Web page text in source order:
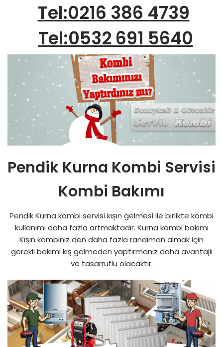
Tel:0216 386 4739
Tel:0532 691 5640
Pendik Kurna Kombi Servisi
Kombi Bakımı
Pendik Kurna kombi servisi kışın gelmesi ile birlikte kombi
kullanımı daha fazla artmaktadır. Kurna kombi bakımı
Kışın kombiniz den daha fazla randıman almak için
gerekli bakımı kış gelmeden yaptırmanız daha avantajlı
ve tasarruflu olacaktır.